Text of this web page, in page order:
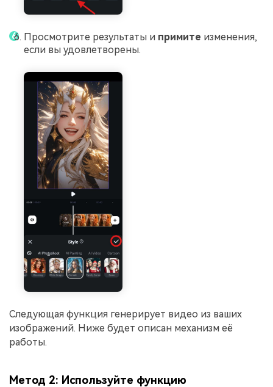
Просмотрите результаты и примите изменения,
если вы удовлетворены.
Следующая функция генерирует видео из ваших
изображений. Ниже будет описан механизм её
работы.
Метод 2: Используйте функцию